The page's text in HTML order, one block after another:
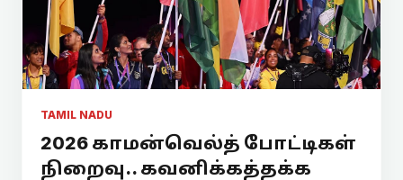
TAMIL NADU
2026 காமன்வெல்த் போட்டிகள்
நிறைவு.. கவனிக்கத்தக்க